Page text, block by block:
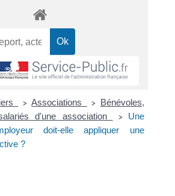
> Associations > Bénévoles,
d'une association
>
Une
doit-elle appliquer une
?